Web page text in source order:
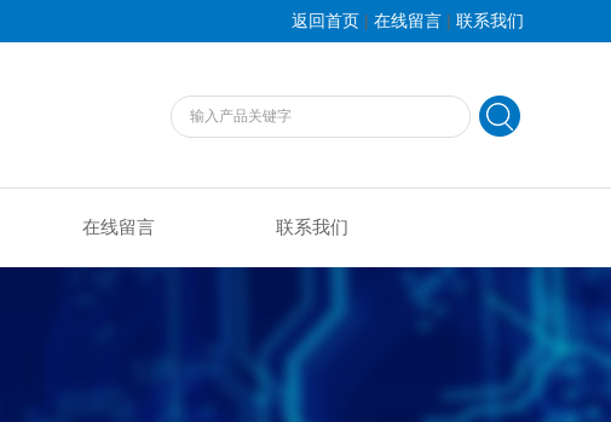
返回首页 | 在线留言 | 联系我们
在线留言 联系我们